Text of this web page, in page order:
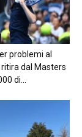
problemi al
dal Masters
di...